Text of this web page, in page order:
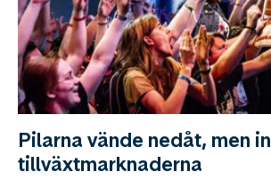
Pilarna vände nedåt, men
tillväxtmarknaderna